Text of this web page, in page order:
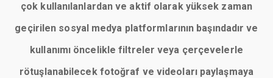
çok kullanılanlardan ve aktif olarak yüksek zaman
geçirilen sosyal medya platformlarının başındadır ve
kullanımı öncelikle filtreler veya çerçevelerle
rötuşlanabilecek fotoğraf ve videoları paylaşmaya